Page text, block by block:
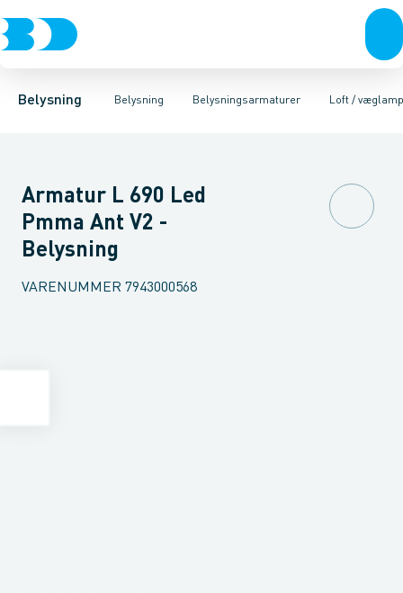
Belysning Belysning
Belysning Belysningsarmaturer
LyskilderBelysningsarmaturerLysstyringTilbehør tilLoft /
PendlerIndustriarmatur og halbelysningArmaturer for vej og
Armatur L 690 Led
Pmma Ant V2 -
Belysning
VARENUMMER 7943000568